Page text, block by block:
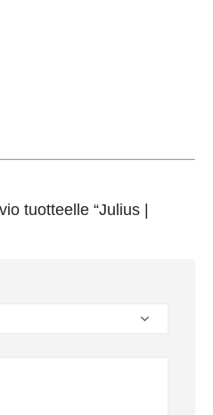
tuotteelle “Julius |